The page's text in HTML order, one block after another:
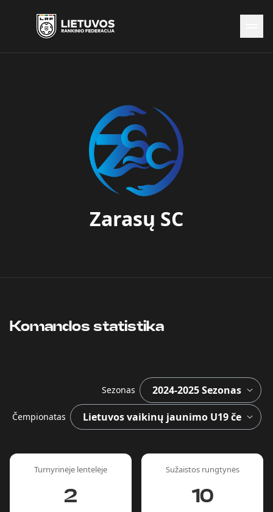
Zarasų SC
Komandos statistika
Sezonas
Čempionatas
Turnyrinėje lentelėje
2
Sužaistos rungtynės
10